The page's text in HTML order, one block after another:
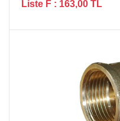
Liste F : 163,00 TL